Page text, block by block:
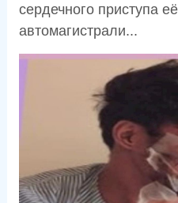
сердечного приступа
автомагистрали...